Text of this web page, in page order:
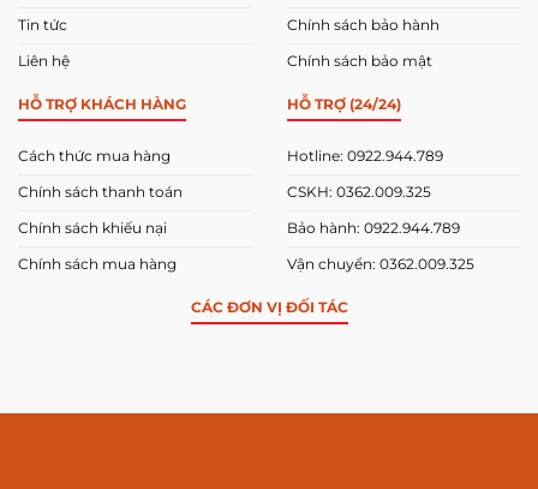
Tin tức
Liên hệ
Chính sách bảo hành
Chính sách bảo mật
HỖ TRỢ KHÁCH HÀNG
Cách thức mua hàng
Chính sách thanh toán
Chính sách khiếu nại
Chính sách mua hàng
HỖ TRỢ (24/24)
Hotline: 0922.944.789
CSKH: 0362.009.325
Bảo hành: 0922.944.789
Vận chuyển: 0362.009.325
CÁC ĐƠN VỊ ĐỐI TÁC